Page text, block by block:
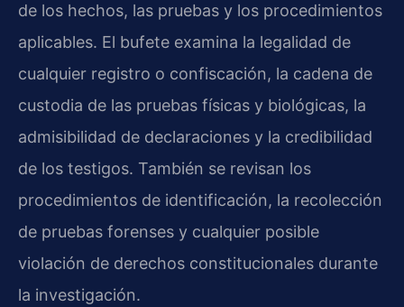
de los hechos, las pruebas y los procedimientos
aplicables. El bufete examina la legalidad de
cualquier registro o confiscación, la cadena de
custodia de las pruebas físicas y biológicas, la
admisibilidad de declaraciones y la credibilidad
de los testigos. También se revisan los
procedimientos de identificación, la recolección
de pruebas forenses y cualquier posible
violación de derechos constitucionales durante
la investigación.